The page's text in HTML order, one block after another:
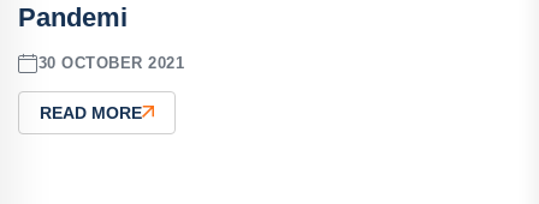
Pandemi
30 OCTOBER 2021
READ MORE